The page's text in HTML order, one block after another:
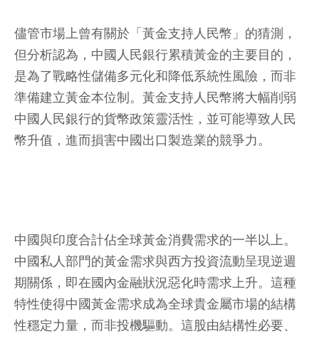
儘管市場上曾有關於「黃金支持人民幣」的猜測，
但分析認為，中國人民銀行累積黃金的主要目的，
是為了戰略性儲備多元化和降低系統性風險，而非
準備建立黃金本位制。黃金支持人民幣將大幅削弱
中國人民銀行的貨幣政策靈活性，並可能導致人民
幣升值，進而損害中國出口製造業的競爭力。
中國與印度合計佔全球黃金消費需求的一半以上。
中國私人部門的黃金需求與西方投資流動呈現逆週
期關係，即在國內金融狀況惡化時需求上升。這種
特性使得中國黃金需求成為全球貴金屬市場的結構
性穩定力量，而非投機驅動。這股由結構性必要、